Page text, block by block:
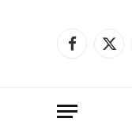
Facebook
X